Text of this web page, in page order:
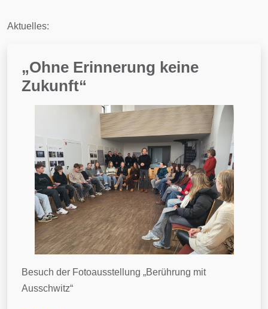
Aktuelles:
„Ohne Erinnerung keine
Zukunft“
Besuch der Fotoausstellung „Berührung mit
Ausschwitz“